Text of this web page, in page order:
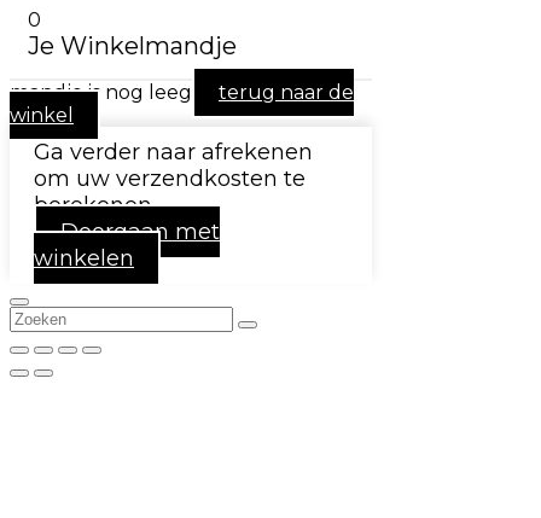
0
Je Winkelmandje
mandje is nog leeg
terug naar de
winkel
Ga verder naar afrekenen
om uw verzendkosten te
berekenen.
Doorgaan met
winkelen